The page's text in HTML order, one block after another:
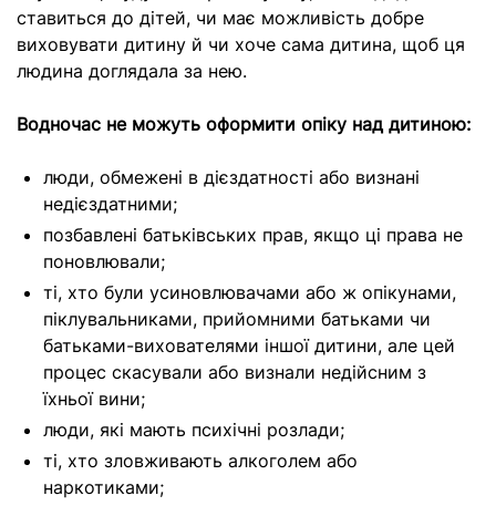
ставиться до дітей, чи має можливість добре
виховувати дитину й чи хоче сама дитина, щоб ця
людина доглядала за нею.
Водночас не можуть оформити опіку над дитиною:
люди, обмежені в дієздатності або визнані
недієздатними;
позбавлені батьківських прав, якщо ці права не
поновлювали;
ті, хто були усиновлювачами або ж опікунами,
піклувальниками, прийомними батьками чи
батьками-вихователями іншої дитини, але цей
процес скасували або визнали недійсним з
їхньої вини;
люди, які мають психічні розлади;
ті, хто зловживають алкоголем або
наркотиками;